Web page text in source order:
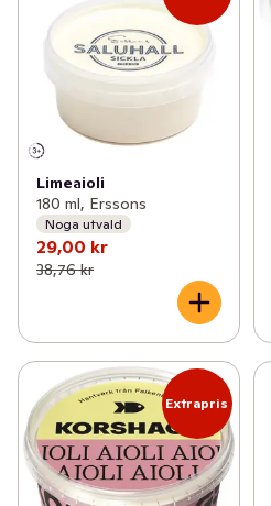
Pizzasås
Vitvinssås 0
Tzatziki (4)
✓
Limeaioli
180 ml, Erssons
Noga utvald
29,00 kr
38,76 kr
Extrapris